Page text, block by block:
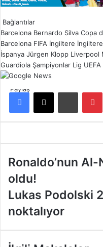
Bağlantılar
Barcelona Bernardo Silva Copa
Barcelona FIFA İngiltere
İspanya Jürgen Klopp Liverpool
Guardiola Şampiyonlar Lig UEFA
Paylaş
R
n
a
d
n
Ronaldo’nun Al-
oldu!
L
k
Lukas Podolski
noktalıyor